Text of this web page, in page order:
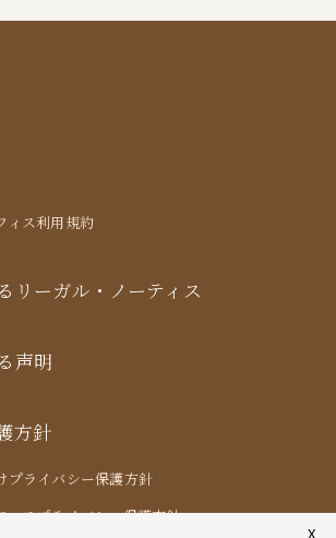
ィス利用規約
リーガル・ノーティス
声明
方針
プライバシー保護方針
ィスプライバシー保護方針
X